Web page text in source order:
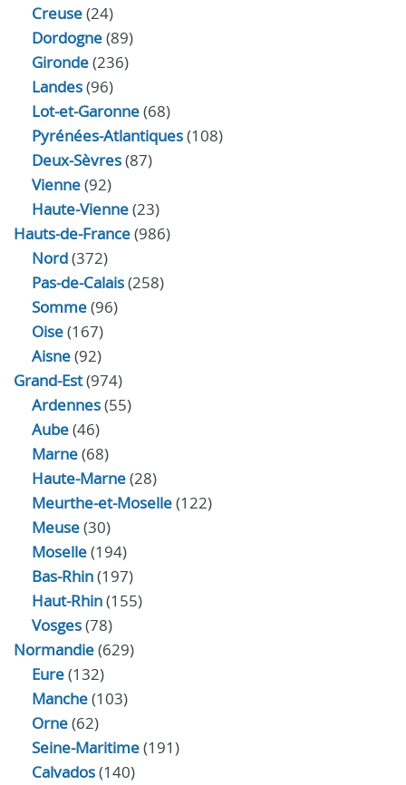
Creuse(24)
Dordogne(89)
Gironde(236)
Landes(96)
Lot-et-Garonne(68)
Pyrénées-Atlantiques(108)
Deux-Sèvres(87)
Vienne(92)
Haute-Vienne(23)
Hauts-de-France(986)
Nord(372)
Pas-de-Calais(258)
Somme(96)
Oise(167)
Aisne(92)
Grand-Est(974)
Ardennes(55)
Aube(46)
Marne(68)
Haute-Marne(28)
Meurthe-et-Moselle(122)
Meuse(30)
Moselle(194)
Bas-Rhin(197)
Haut-Rhin(155)
Vosges(78)
Normandie(629)
Eure(132)
Manche(103)
Orne(62)
Seine-Maritime(191)
Calvados(140)